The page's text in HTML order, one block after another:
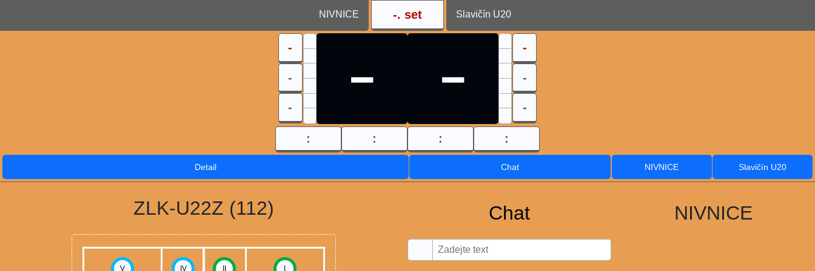
NIVNICE -. set Slavičín U20
-
-
-
- - -
-
-
: : : :
Detail Chat NIVNICE Slavičín U20
ZLK-U22Z (112)
V IV II I
Chat NIVNICE